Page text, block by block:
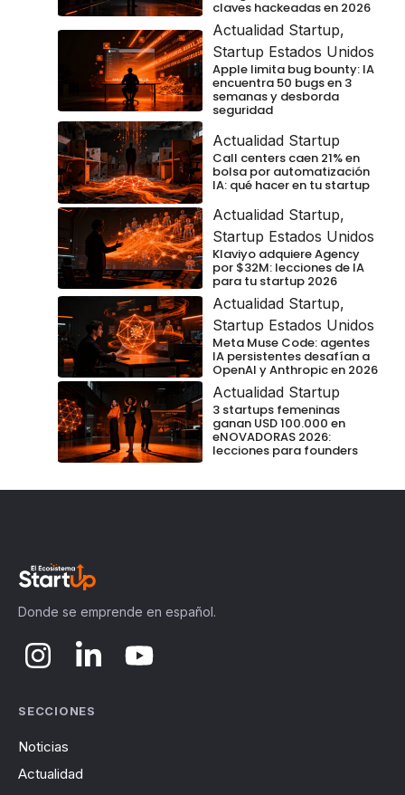
claves hackeadas en 2026
Actualidad Startup,
Startup Estados Unidos
Apple limita bug bounty: IA
encuentra 50 bugs en 3
semanas y desborda
seguridad
Actualidad Startup
Call centers caen 21% en
bolsa por automatización
IA: qué hacer en tu startup
Actualidad Startup,
Startup Estados Unidos
Klaviyo adquiere Agency
por $32M: lecciones de IA
para tu startup 2026
Actualidad Startup,
Startup Estados Unidos
Meta Muse Code: agentes
IA persistentes desafían a
OpenAI y Anthropic en 2026
Actualidad Startup
3 startups femeninas
ganan USD 100.000 en
eNOVADORAS 2026:
lecciones para founders
Donde se emprende en español.
SECCIONES
Noticias
Actualidad